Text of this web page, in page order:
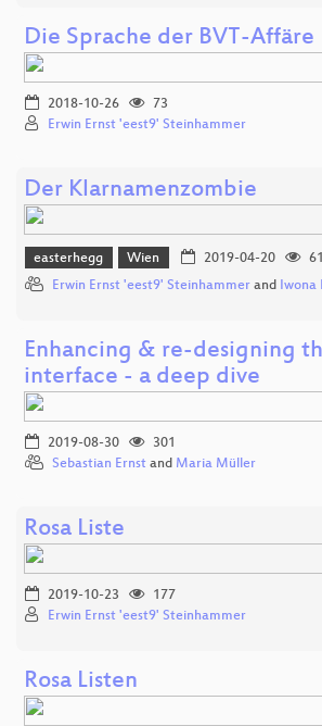
Die Sprache der BVT-Affäre
2018-10-26
73
Erwin Ernst 'eest9' Steinhammer
Der Klarnamenzombie
easterhegg Wien 2019-04-20
Erwin Ernst 'eest9' Steinhammer and
Iwona
Enhancing & re-designing
interface - a deep dive
2019-08-30
301
Sebastian Ernst and Maria Müller
Rosa Liste
2019-10-23
177
Erwin Ernst 'eest9' Steinhammer
Rosa Listen